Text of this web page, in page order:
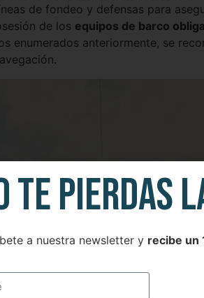
de fondeo y defensas para
de los equipos de barco
enumerados anteriormente, se
TE PIERDAS
a nuestra newsletter y recibe un